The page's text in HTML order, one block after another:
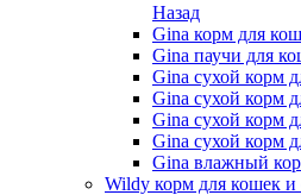
Назад
Gina корм для
Gina паучи для
Gina сухой корм
Gina сухой корм
Gina сухой корм
Gina сухой корм
Gina влажный
Wildy корм для кошек и